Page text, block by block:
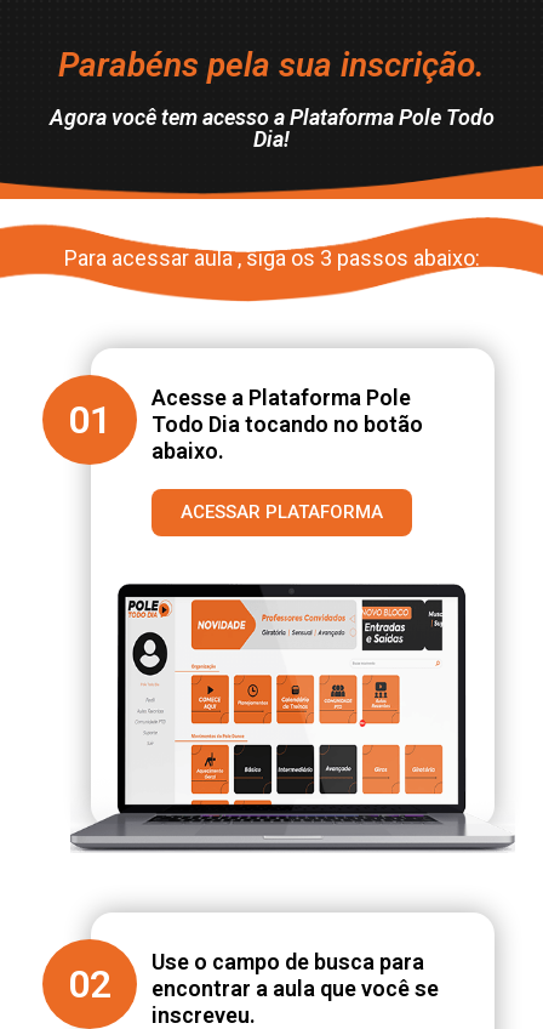
Parabéns pela sua inscrição.
Agora você tem acesso a Plataforma Pole Todo
Dia!
Para acessar aula , siga os 3 passos abaixo:
01
Acesse a Plataforma Pole
Todo Dia tocando no botão
abaixo.
ACESSAR PLATAFORMA
02
Use o campo de busca para
encontrar a aula que você se
inscreveu.